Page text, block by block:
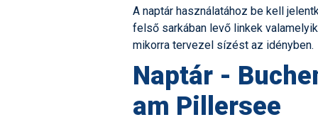
Fotók
A naptár használatához be kell
felső sarkában levő linkek
mikorra tervezel sízést az idényben.
Naptár -
am Pillersee